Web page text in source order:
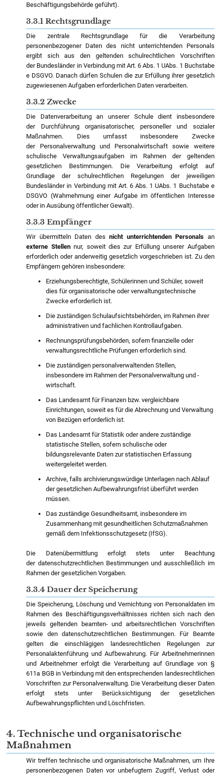
Beschäftigungsbehörde geführt).
3.3.1 Rechtsgrundlage
Die zentrale Rechtsgrundlage für die Verarbeitung
personenbezogener Daten des nicht unterrichtenden Personals
ergibt sich aus den geltenden schulrechtlichen Vorschriften
der Bundesländer in Verbindung mit Art. 6 Abs. 1 UAbs. 1 Buchstabe
e DSGVO. Danach dürfen Schulen die zur Erfüllung ihrer gesetzlich
zugewiesenen Aufgaben erforderlichen Daten verarbeiten.
3.3.2 Zwecke
Die Datenverarbeitung an unserer Schule dient insbesondere
der Durchführung organisatorischer, personeller und sozialer
Maßnahmen. Dies umfasst insbesondere Zwecke
der Personalverwaltung und Personalwirtschaft sowie weitere
schulische Verwaltungsaufgaben im Rahmen der geltenden
gesetzlichen Bestimmungen. Die Verarbeitung erfolgt auf
Grundlage der schulrechtlichen Regelungen der jeweiligen
Bundesländer in Verbindung mit Art. 6 Abs. 1 UAbs. 1 Buchstabe e
DSGVO (Wahrnehmung einer Aufgabe im öffentlichen Interesse
oder in Ausübung öffentlicher Gewalt).
3.3.3 Empfänger
Wir übermitteln Daten desnicht unterrichtenden Personals an
externe Stellennur, soweit dies zur Erfüllung unserer Aufgaben
erforderlich oder anderweitig gesetzlich vorgeschrieben ist. Zu den
Empfängern gehören insbesondere:
Erziehungsberechtigte, Schülerinnen und Schüler, soweit
dies für organisatorische oder verwaltungstechnische
Zwecke erforderlich ist.
Die zuständigen Schulaufsichtsbehörden, im Rahmen ihrer
administrativen und fachlichen Kontrollaufgaben.
Rechnungsprüfungsbehörden, sofern finanzielle oder
verwaltungsrechtliche Prüfungen erforderlich sind.
Die zuständigen personalverwaltenden Stellen,
insbesondere im Rahmen der Personalverwaltung und -
wirtschaft.
Das Landesamt für Finanzen bzw. vergleichbare
Einrichtungen, soweit es für die Abrechnung und Verwaltung
von Bezügen erforderlich ist.
Das Landesamt für Statistik oder andere zuständige
statistische Stellen, sofern schulische oder
bildungsrelevante Daten zur statistischen Erfassung
weitergeleitet werden.
Archive, falls archivierungswürdige Unterlagen nach Ablauf
der gesetzlichen Aufbewahrungsfrist überführt werden
müssen.
Das zuständige Gesundheitsamt, insbesondere im
Zusammenhang mit gesundheitlichen Schutzmaßnahmen
gemäß dem Infektionsschutzgesetz (IfSG).
Die Datenübermittlung erfolgt stets unter Beachtung
der datenschutzrechtlichen Bestimmungen und ausschließlich im
Rahmen der gesetzlichen Vorgaben.
3.3.4 Dauer der Speicherung
Die Speicherung, Löschung und Vernichtung von Personaldaten im
Rahmen des Beschäftigungsverhältnisses richten sich nach den
jeweils geltenden beamten- und arbeitsrechtlichen Vorschriften
sowie den datenschutzrechtlichen Bestimmungen. Für Beamte
gelten die einschlägigen landesrechtlichen Regelungen zur
Personalaktenführung und Aufbewahrung. Für Arbeitnehmerinnen
und Arbeitnehmer erfolgt die Verarbeitung auf Grundlage von §
611a BGB in Verbindung mit den entsprechenden landesrechtlichen
Vorschriften zur Personalverwaltung. Die Verarbeitung dieser Daten
erfolgt stets unter Berücksichtigung der gesetzlichen
Aufbewahrungspflichten und Löschfristen.
4. Technische und organisatorische
Maßnahmen
Wir treffen technische und organisatorische Maßnahmen, um Ihre
personenbezogenen Daten vor unbefugtem Zugriff, Verlust oder